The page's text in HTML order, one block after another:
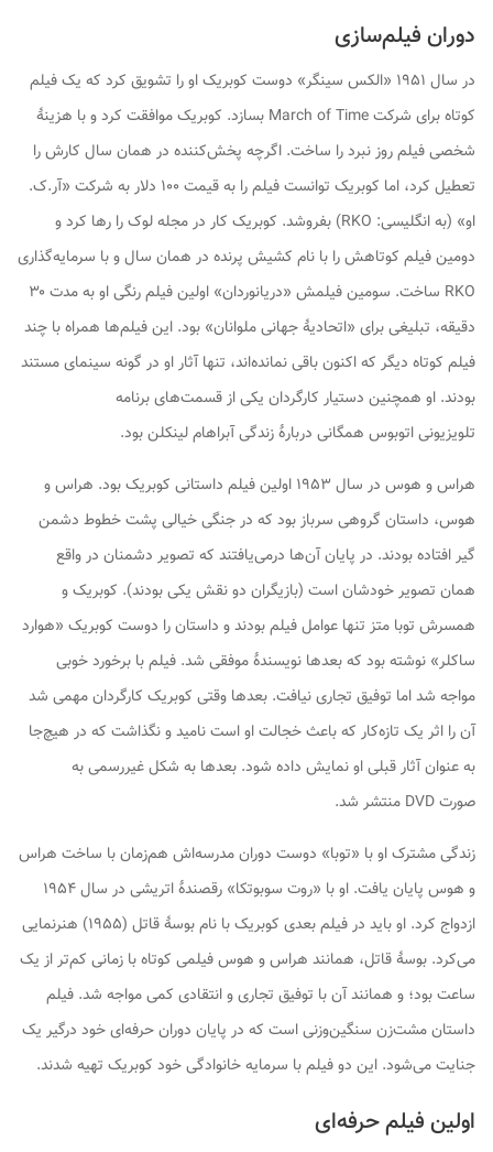
دوران فیلم‌سازی
در سال ۱۹۵۱ «الکس سینگر» دوست کوبریک او را تشویق کرد که یک فیلم
کوتاه برای شرکت March of Time بسازد. کوبریک موافقت کرد و با هزینهٔ
شخصی فیلمروز نبردرا ساخت. اگرچه پخش‌کننده در همان سال کارش را
تعطیل کرد، اما کوبریک توانست فیلم را به قیمت ۱۰۰ دلار به شرکت «آر.ک.
او» (به انگلیسی: RKO) بفروشد. کوبریک کار در مجله لوک را رها کرد و
دومین فیلم کوتاهش را با نام کشیش پرنده در همان سال و با سرمایه‌گذاری
RKO ساخت. سومین فیلمش «دریانوردان» اولین فیلم رنگی او به مدت ۳۰
دقیقه، تبلیغی برای «اتحادیهٔ جهانی ملوانان» بود. این فیلم‌ها همراه با چند
فیلم کوتاه دیگر که اکنون باقی نمانده‌اند، تنها آثار او در گونه سینمای مستند
بودند. او همچنین دستیار کارگردان یکی از قسمت‌های برنامه
تلویزیونیاتوبوس همگانی دربارهٔ زندگی آبراهام لینکلن بود.
هراس و هوس در سال ۱۹۵۳ اولین فیلم داستانی کوبریک بود.
هراس و
هوس، داستان گروهی سرباز بود که در جنگی خیالی پشت خطوط دشمن
گیر افتاده بودند. در پایان آن‌ها درمی‌یافتند که تصویر دشمنان در واقع
همان تصویر خودشان است (بازیگران دو نقش یکی بودند). کوبریک و
همسرش توبا متز تنها عوامل فیلم بودند و داستان را دوست کوبریک «هوارد
ساکلر» نوشته بود که بعدها نویسندهٔ موفقی شد. فیلم با برخورد خوبی
مواجه شد اما توفیق تجاری نیافت. بعدها وقتی کوبریک کارگردان مهمی شد
آن را اثر یک تازه‌کار که باعث خجالت او است نامید و نگذاشت که در هیچ‌جا
به عنوان آثار قبلی او نمایش داده شود. بعدها به شکل غیررسمی به
صورت DVD منتشر شد.
زندگی مشترک او با «توبا» دوست دوران مدرسه‌اش هم‌زمان با ساخت هراس
و هوس
پایان یافت. او با «روت سوبوتکا» رقصندهٔ اتریشی در سال ۱۹۵۴
ازدواج کرد. او باید در فیلم بعدی کوبریک با نامبوسهٔ قاتل
(۱۹۵۵) هنرنمایی
می‌کرد. بوسهٔ قاتل، همانند هراس و هوسفیلمی کوتاه با زمانی کم‌تر از یک
ساعت بود؛ و همانند آن با توفیق تجاری و انتقادی کمی مواجه شد. فیلم
داستان مشت‌زن سنگین‌وزنی است که در پایان دوران حرفه‌ای خود درگیر یک
جنایت می‌شود. این دو فیلم با سرمایه خانوادگی خود کوبریک تهیه شدند.
اولین فیلم حرفه‌ای